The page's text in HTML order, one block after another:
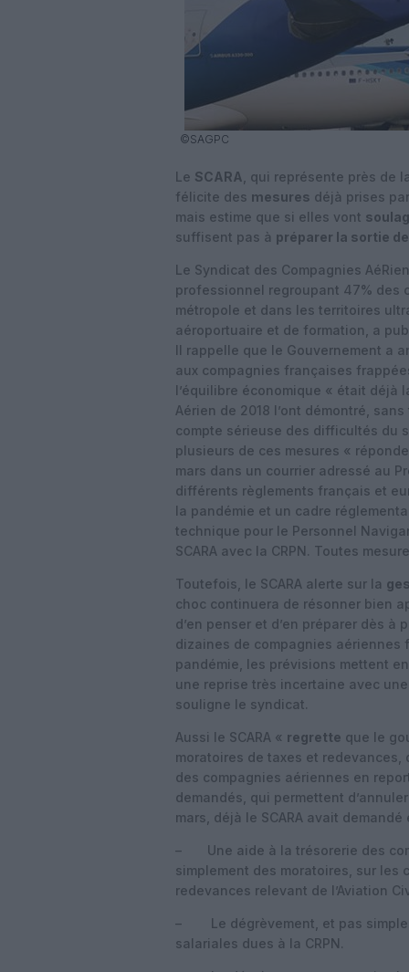
©SAGPC
Le SCARA
, qui représente près de
félicite des mesures déjà prises
mais estime que si elles vont
suffisent pas à préparer la sortie
Le Syndicat des Compagnies
professionnel regroupant 47% des
métropole et dans les territoires
aéroportuaire et de formation, a
Il rappelle que le Gouvernement a
aux compagnies françaises
l’équilibre économique « était déjà
Aérien de 2018 l’ont démontré,
compte sérieuse des difficultés du
plusieurs de ces mesures «
mars dans un courrier adressé au
différents règlements français et
la pandémie et un cadre
technique pour le Personnel
SCARA avec la CRPN. Toutes
Toutefois, le SCARA alerte sur la
choc continuera de résonner bien
d’en penser et d’en préparer dès
dizaines de compagnies aériennes
pandémie, les prévisions mettent
une reprise très incertaine avec
souligne le syndicat.
Aussi le SCARA « regrette que le
moratoires de taxes et
des compagnies aériennes en
demandés, qui permettent
mars, déjà le SCARA avait demandé
– Une aide à la trésorerie des
simplement des moratoires, sur les
redevances relevant de l’Aviation
– Le dégrèvement, et pas
salariales dues à la CRPN.